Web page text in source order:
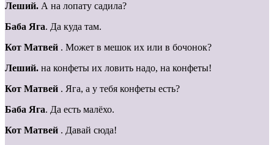
Леший. А на лопату садила?
Баба Яга. Да куда там.
Кот Матвей . Может в мешок их или в бочонок?
Леший. на конфеты их ловить надо, на конфеты!
Кот Матвей . Яга, а у тебя конфеты есть?
Баба Яга. Да есть малёхо.
Кот Матвей . Давай сюда!